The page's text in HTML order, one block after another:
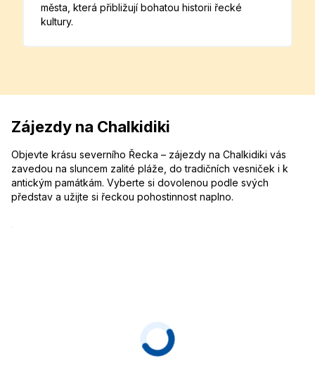
města, která přibližují bohatou historii řecké
kultury.
Zájezdy na Chalkidiki
Objevte krásu severního Řecka – zájezdy na Chalkidiki vás
zavedou na sluncem zalité pláže, do tradičních vesniček i k
antickým památkám. Vyberte si dovolenou podle svých
představ a užijte si řeckou pohostinnost naplno.